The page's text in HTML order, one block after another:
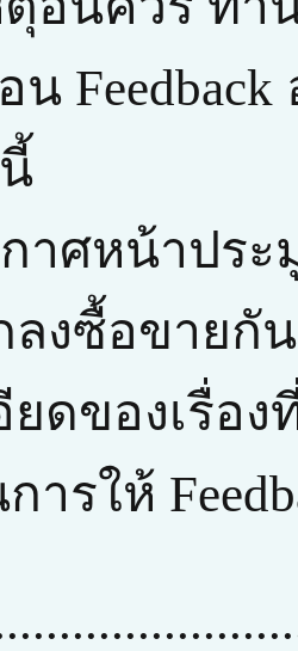
าศหน้าปร
ลงซื้อขายกัน
ยดของเรื่อ
ารให้